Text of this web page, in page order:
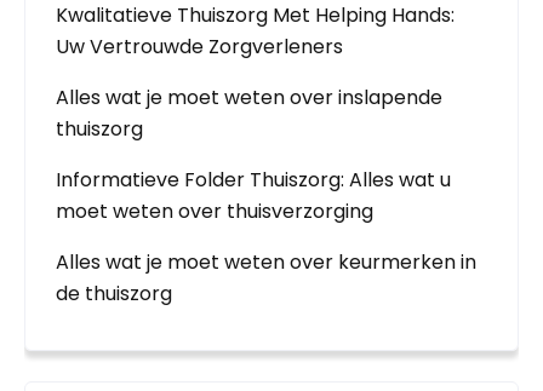
Kwalitatieve Thuiszorg Met Helping Hands:
Uw Vertrouwde Zorgverleners
Alles wat je moet weten over inslapende
thuiszorg
Informatieve Folder Thuiszorg: Alles wat u
moet weten over thuisverzorging
Alles wat je moet weten over keurmerken in
de thuiszorg